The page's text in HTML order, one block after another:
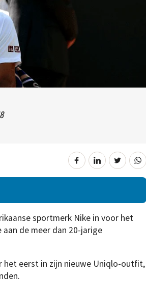
sportmerk Nike in voor het
de meer dan 20-jarige
het eerst in zijn nieuwe Uniqlo-outfit,